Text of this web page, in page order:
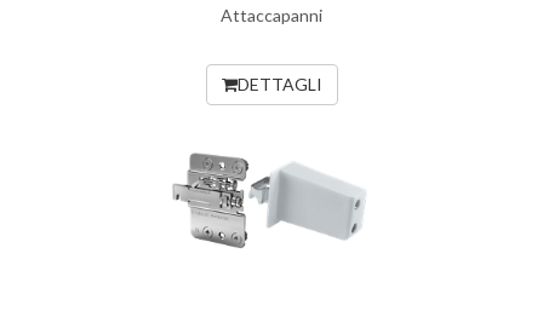
Attaccapanni
DETTAGLI